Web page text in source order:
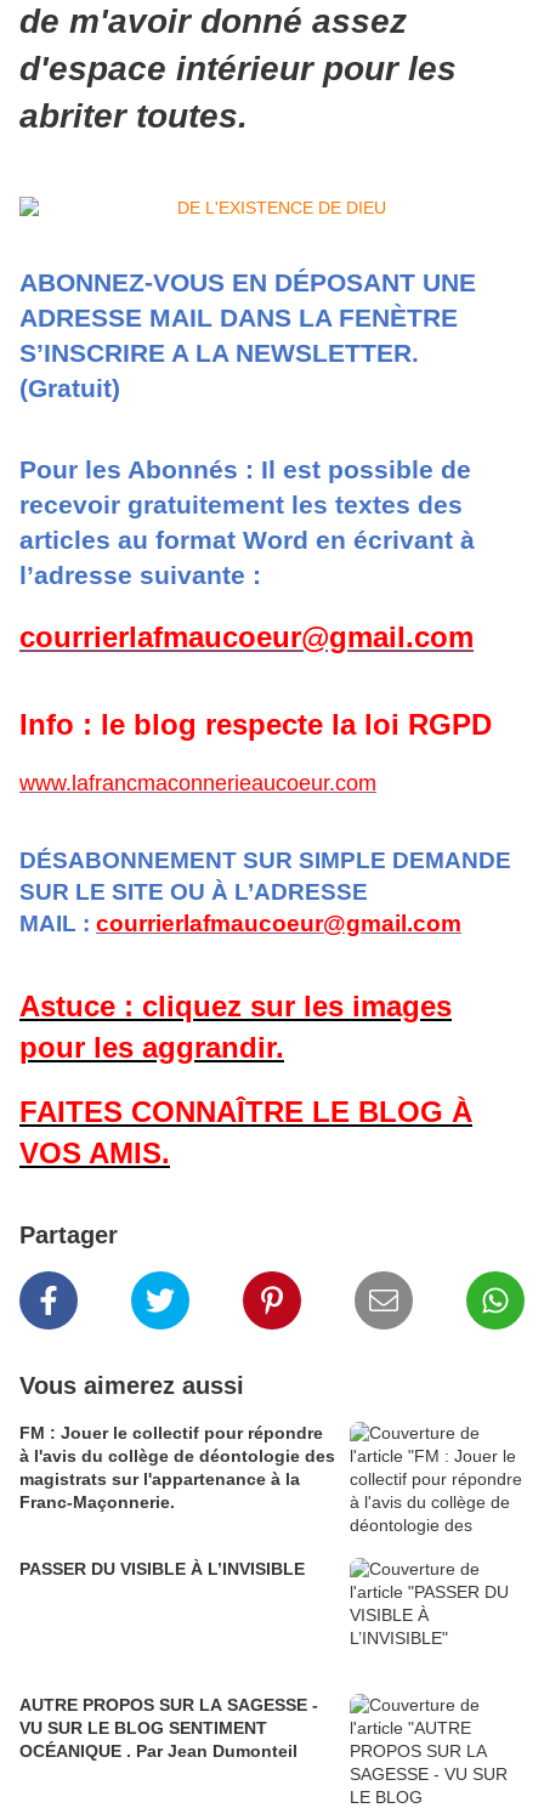
de m'avoir donné assez
d'espace intérieur pour les
abriter toutes.
ABONNEZ-VOUS EN DÉPOSANT UNE
ADRESSE MAIL DANS LA FENÈTRE
S’INSCRIRE A LA NEWSLETTER.
(Gratuit)
Pour les Abonnés : Il est possible de
recevoir gratuitement les textes des
articles au format Word en écrivant à
l’adresse suivante :
courrierlafmaucoeur@gmail.com
Info : le blog respecte la loi RGPD
www.lafrancmaconnerieaucoeur.com
DÉSABONNEMENT SUR SIMPLE DEMANDE
SUR LE SITE OU À L’ADRESSE
MAIL : courrierlafmaucoeur@gmail.com
Astuce : cliquez sur les images
pour les aggrandir.
FAITES CONNAÎTRE LE BLOG À
VOS AMIS.
Partager
Vous aimerez aussi
FM : Jouer le collectif pour répondre
à l'avis du collège de déontologie des
magistrats sur l'appartenance à la
Franc-Maçonnerie.
PASSER DU VISIBLE À L’INVISIBLE
AUTRE PROPOS SUR LA SAGESSE -
VU SUR LE BLOG SENTIMENT
OCÉANIQUE . Par Jean Dumonteil